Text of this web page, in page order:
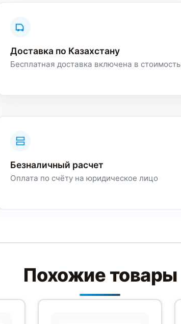
Доставка по Казахстану
Бесплатная доставка включена в стоимость
Безналичный расчет
Оплата по счёту на юридическое лицо
Похожие товары